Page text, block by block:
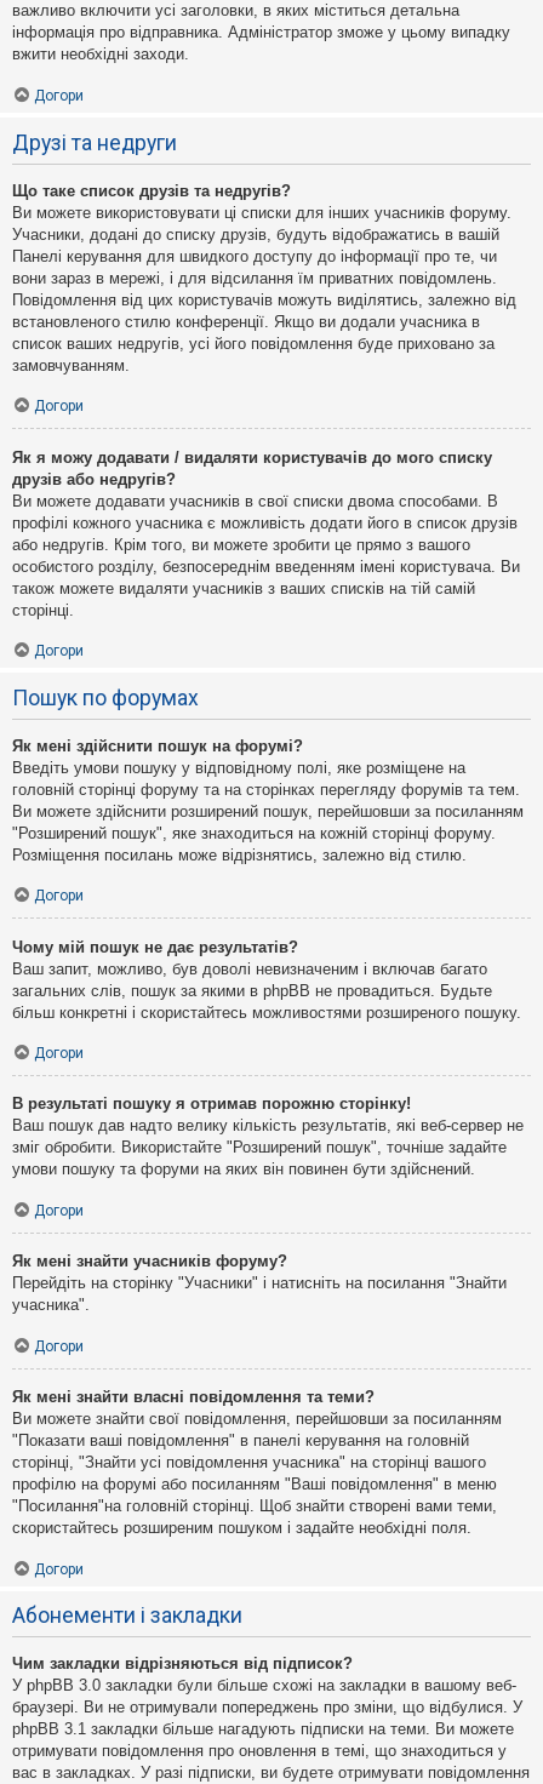
важливо включити усі заголовки, в яких міститься детальна
інформація про відправника. Адміністратор зможе у цьому випадку
вжити необхідні заходи.
Догори
Друзі та недруги
Що таке список друзів та недругів?
Ви можете використовувати ці списки для інших учасників форуму.
Учасники, додані до списку друзів, будуть відображатись в вашій
Панелі керування для швидкого доступу до інформації про те, чи
вони зараз в мережі, і для відсилання їм приватних повідомлень.
Повідомлення від цих користувачів можуть виділятись, залежно від
встановленого стилю конференції. Якщо ви додали учасника в
список ваших недругів, усі його повідомлення буде приховано за
замовчуванням.
Догори
Як я можу додавати / видаляти користувачів до мого списку
друзів або недругів?
Ви можете додавати учасників в свої списки двома способами. В
профілі кожного учасника є можливість додати його в список друзів
або недругів. Крім того, ви можете зробити це прямо з вашого
особистого розділу, безпосереднім введенням імені користувача. Ви
також можете видаляти учасників з ваших списків на тій самій
сторінці.
Догори
Пошук по форумах
Як мені здійснити пошук на форумі?
Введіть умови пошуку у відповідному полі, яке розміщене на
головній сторінці форуму та на сторінках перегляду форумів та тем.
Ви можете здійснити розширений пошук, перейшовши за посиланням
"Розширений пошук", яке знаходиться на кожній сторінці форуму.
Розміщення посилань може відрізнятись, залежно від стилю.
Догори
Чому мій пошук не дає результатів?
Ваш запит, можливо, був доволі невизначеним і включав багато
загальних слів, пошук за якими в phpBB не провадиться. Будьте
більш конкретні і скористайтесь можливостями розширеного пошуку.
Догори
В результаті пошуку я отримав порожню сторінку!
Ваш пошук дав надто велику кількість результатів, які веб-сервер не
зміг обробити. Використайте "Розширений пошук", точніше задайте
умови пошуку та форуми на яких він повинен бути здійснений.
Догори
Як мені знайти учасників форуму?
Перейдіть на сторінку "Учасники" і натисніть на посилання "Знайти
учасника".
Догори
Як мені знайти власні повідомлення та теми?
Ви можете знайти свої повідомлення, перейшовши за посиланням
"Показати ваші повідомлення" в панелі керування на головній
сторінці, "Знайти усі повідомлення учасника" на сторінці вашого
профілю на форумі або посиланням "Ваші повідомлення" в меню
"Посилання"на головній сторінці. Щоб знайти створені вами теми,
скористайтесь розширеним пошуком і задайте необхідні поля.
Догори
Абонементи і закладки
Чим закладки відрізняються від підписок?
У phpBB 3.0 закладки були більше схожі на закладки в вашому веб-
браузері. Ви не отримували попереджень про зміни, що відбулися. У
phpBB 3.1 закладки більше нагадують підписки на теми. Ви можете
отримувати повідомлення про оновлення в темі, що знаходиться у
вас в закладках. У разі підписки, ви будете отримувати повідомлення